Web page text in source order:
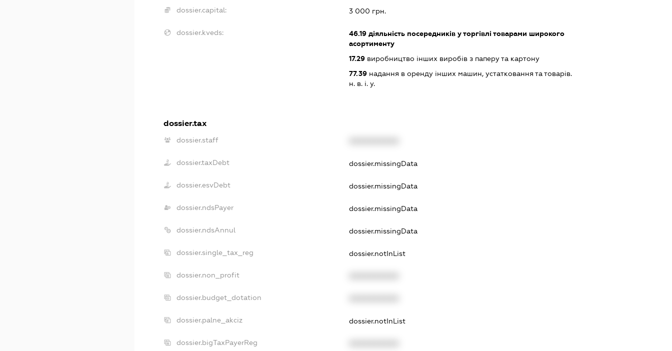
dossier.capital: 3 000 грн.
dossier.kveds: 46.19діяльність посередників у торгівлі товарами широкого
асортименту
17.29виробництво інших виробів з паперу та картону
77.39надання в оренду інших машин, устатковання та товарів.
н. в. і. у.
dossier.tax
dossier.staff
dossier.taxDebt dossier.missingData
dossier.esvDebt dossier.missingData
dossier.ndsPayer dossier.missingData
dossier.ndsAnnul dossier.missingData
dossier.single_tax_reg dossier.notInList
dossier.non_profit
dossier.budget_dotation
dossier.palne_akciz dossier.notInList
dossier.bigTaxPayerReg